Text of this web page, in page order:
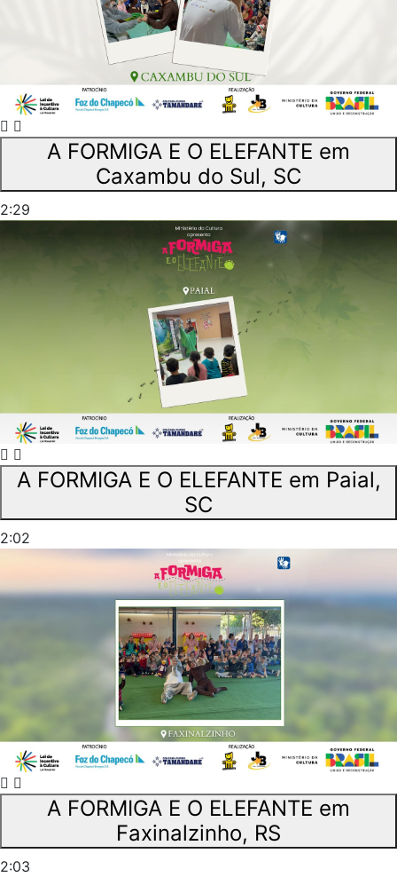
A FORMIGA E O ELEFANTE em
Caxambu do Sul, SC
2:29
A FORMIGA E O ELEFANTE em Paial,
SC
2:02
A FORMIGA E O ELEFANTE em
Faxinalzinho, RS
2:03